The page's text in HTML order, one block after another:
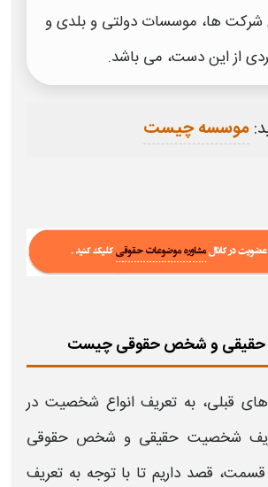
شرکت ها، موسسات دولتی و بلدی و
از این دست، می باشد.
موسسه چیست
و شخص حقوقی چیست
قبلی، به تعریف انواع شخصیت در
شخصیت حقیقی و شخص حقوقی
قسمت، قصد داریم تا با توجه به تعریف